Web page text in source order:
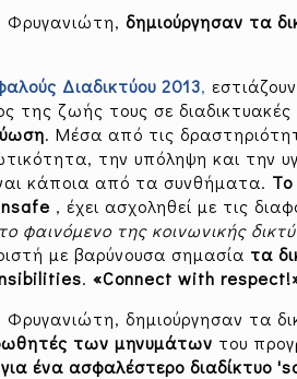
Φρυγανιώτη,δημιούργησαν τα
Διαδικτύου 2013,
της ζωής τους σε
. Μέσα από τις
την υπόληψη και την
κάποια από τα συνθήματα.
, έχει ασχοληθεί με τις
φαινόμενο της κοινωνικής
με βαρύνουσα σημασία τα
. «Connect with
δημιούργησαν τα
των μηνυμάτων του
ένα ασφαλέστερο διαδίκτυο